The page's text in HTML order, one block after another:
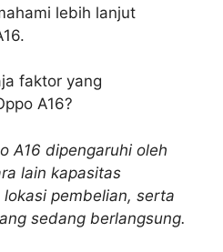
lebih lanjut
faktor yang
A16?
A16 dipengaruhi oleh
lain kapasitas
pembelian, serta
sedang berlangsung.